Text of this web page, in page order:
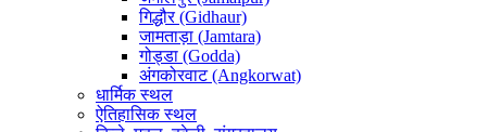
गिद्धौर (Gidhaur)
जामताड़ा (Jamtara)
गोड्डा (Godda)
अंगकोरवाट (Angkorwat)
धार्मिक स्थल
ऐतिहासिक स्थल